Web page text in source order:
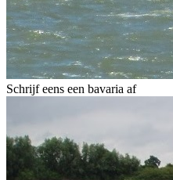
Schrijf eens een bavaria af